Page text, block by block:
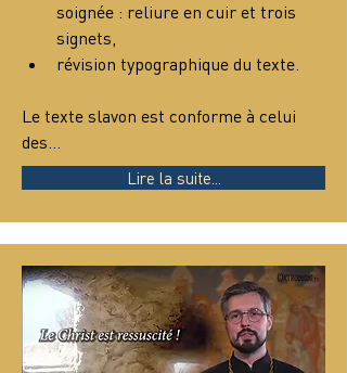
soignée : reliure en cuir et trois
signets,
révision typographique du texte.
Le texte slavon est conforme à celui
des…
Lire la suite...